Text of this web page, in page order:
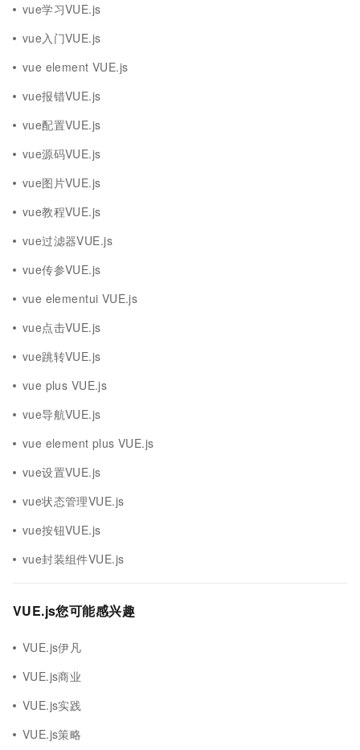
vue学习VUE.js
vue入门VUE.js
vue element VUE.js
vue报错VUE.js
vue配置VUE.js
vue源码VUE.js
vue图片VUE.js
vue教程VUE.js
vue过滤器VUE.js
vue传参VUE.js
vue elementui VUE.js
vue点击VUE.js
vue跳转VUE.js
vue plus VUE.js
vue导航VUE.js
vue element plus VUE.js
vue设置VUE.js
vue状态管理VUE.js
vue按钮VUE.js
vue封装组件VUE.js
VUE.js您可能感兴趣
VUE.js伊凡
VUE.js商业
VUE.js实践
VUE.js策略